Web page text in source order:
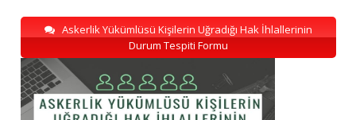
Askerlik Yükümlüsü Kişilerin Uğradığı Hak İhlallerinin
Durum Tespiti Formu